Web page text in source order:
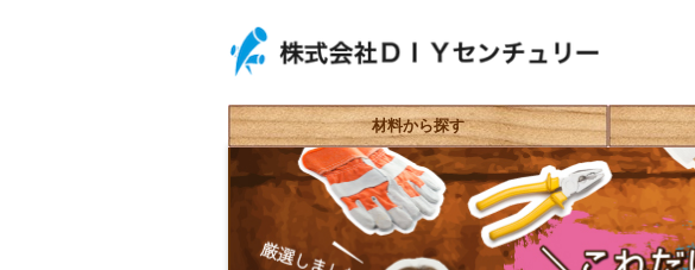
材料から探す